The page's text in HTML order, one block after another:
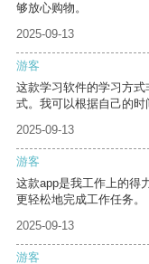
够放心购物。
2025-09-13
游客
这款学习软件的学习方
式。我可以根据自己的时
2025-09-13
游客
这款app是我工作上的得
更轻松地完成工作任务。
2025-09-13
游客